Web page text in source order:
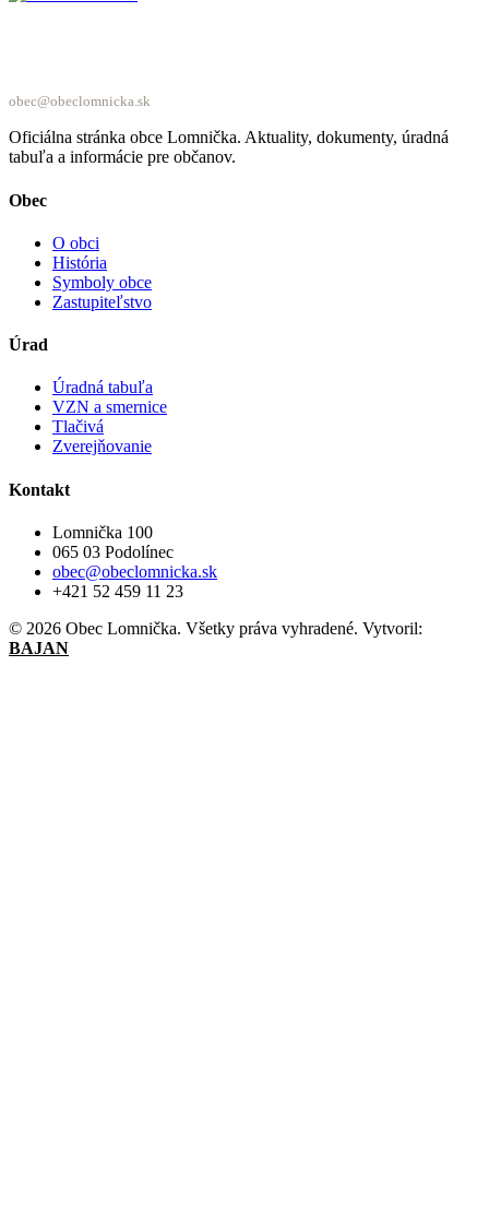
obec@obeclomnicka.sk
Oficiálna stránka obce Lomnička. Aktuality, dokumenty, úradná
tabuľa a informácie pre občanov.
Obec
O obci
História
Symboly obce
Zastupiteľstvo
Úrad
Úradná tabuľa
VZN a smernice
Tlačivá
Zverejňovanie
Kontakt
Lomnička 100
065 03 Podolínec
obec@obeclomnicka.sk
+421 52 459 11 23
© 2026 Obec Lomnička. Všetky práva vyhradené. Vytvoril:
BAJAN